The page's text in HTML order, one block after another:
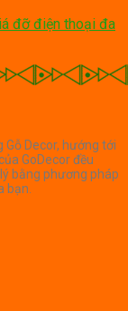
là:đỡ điện thoại đa
Decor, hướng tới
GoDecor đều
bằng phương pháp
bạn.